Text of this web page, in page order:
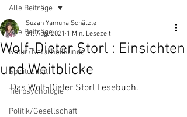
Alle Beiträge
Natur/Naturheilkunde
Spiritualität
Tierpsychologie
Politik/Gesellschaft
Alle Beiträge
Wolf-Dieter Storl : Einsichten
und Weitblicke
Suzan Yamuna Schätzle
31. Aug. 2021 1 Min. Lesezeit
Das Wolf-Dieter Storl Lesebuch.